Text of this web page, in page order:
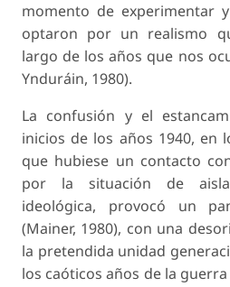
momento de experimentar
optaron por un realismo
largo de los años que nos
Ynduráin, 1980).
La confusión y el
inicios de los años 1940, en
que hubiese un contacto
por la situación de
ideológica, provocó un
(Mainer, 1980), con una
la pretendida unidad
los caóticos años de la